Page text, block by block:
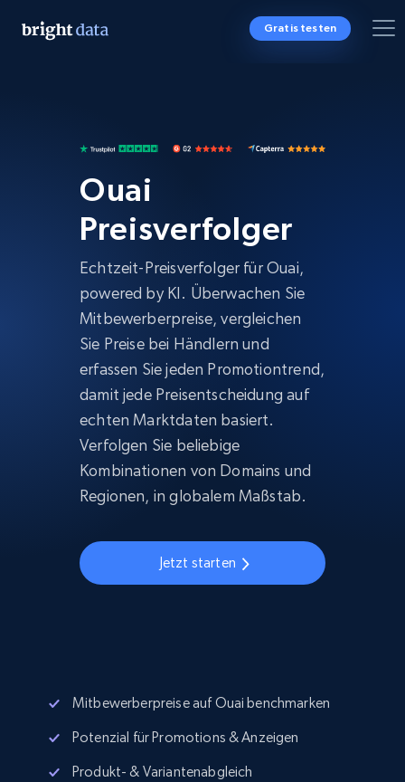
Gratis testen
Ouai
Preisverfolger
Echtzeit-Preisverfolger für Ouai,
powered by KI. Überwachen Sie
Mitbewerberpreise, vergleichen
Sie Preise bei Händlern und
erfassen Sie jeden Promotiontrend,
damit jede Preisentscheidung auf
echten Marktdaten basiert.
Verfolgen Sie beliebige
Kombinationen von Domains und
Regionen, in globalem Maßstab.
Jetzt starten
Mitbewerberpreise auf Ouai benchmarken
Potenzial für Promotions & Anzeigen
Produkt- & Variantenabgleich